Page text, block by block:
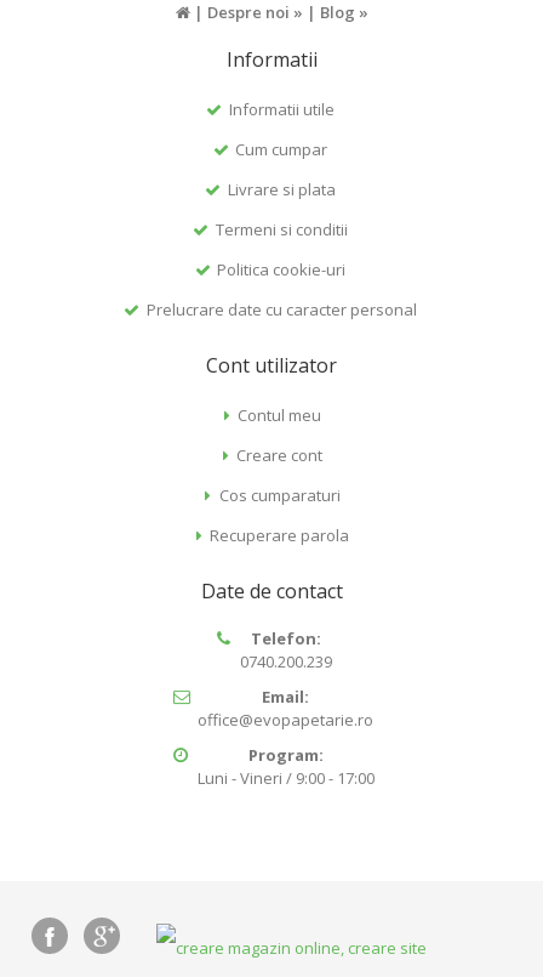
| Despre noi » | Blog »
Informatii
Informatii utile
Cum cumpar
Livrare si plata
Termeni si conditii
Politica cookie-uri
Prelucrare date cu caracter personal
Cont utilizator
Contul meu
Creare cont
Cos cumparaturi
Recuperare parola
Date de contact
Telefon:
0740.200.239
Email:
office@evopapetarie.ro
Program:
Luni - Vineri / 9:00 - 17:00